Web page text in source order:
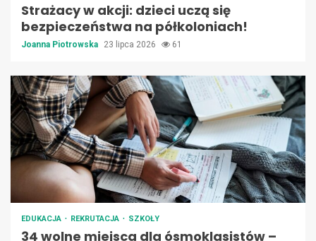
Strażacy w akcji: dzieci uczą się
bezpieczeństwa na półkoloniach!
Joanna Piotrowska 23 lipca 2026 61
EDUKACJA REKRUTACJA SZKOŁY
34 wolne miejsca dla ósmoklasistów –